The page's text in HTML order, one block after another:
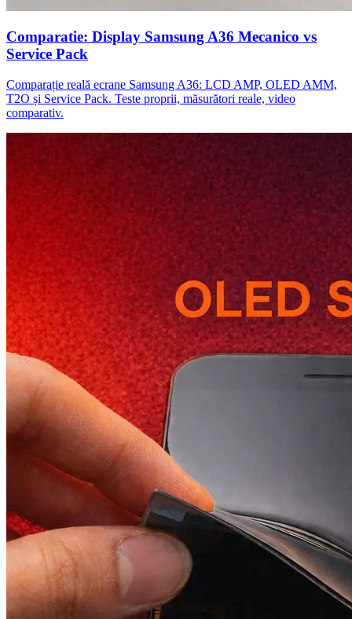
Comparatie: Display Samsung A36 Mecanico vs
Service Pack
Comparație reală ecrane Samsung A36: LCD AMP, OLED AMM,
T2O și Service Pack. Teste proprii, măsurători reale, video
comparativ.